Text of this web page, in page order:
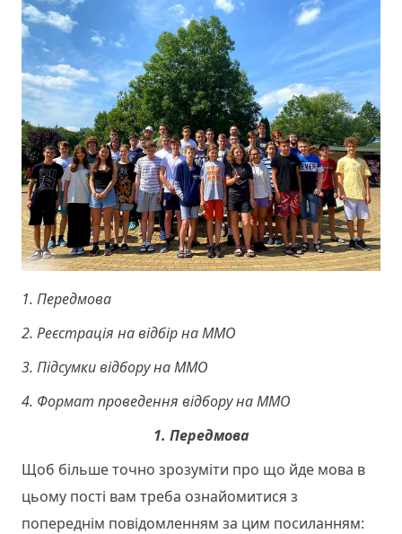
1. Передмова
2. Реєстрація на відбір на ММО
3. Підсумки відбору на ММО
4. Формат проведення відбору на ММО
1. Передмова
Щоб більше точно зрозуміти про що йде мова в
цьому пості вам треба ознайомитися з
попереднім повідомленням за цим посиланням: